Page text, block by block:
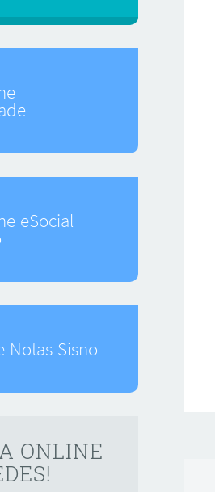
eSocial
Notas Sisno
ONLINE